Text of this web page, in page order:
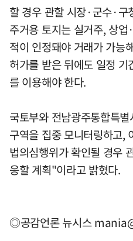
할 경우 관할 시장·군수·구
주거용 토지는 실거주, 상
적이 인정돼야 거래가 가능
허가를 받은 뒤에도 일정
를 이용해야 한다.
국토부와 전남광주통합특
구역을 집중 모니터링하고,
법의심행위가 확인될 경우
응할 계획"이라고 밝혔다.
◎공감언론 뉴시스